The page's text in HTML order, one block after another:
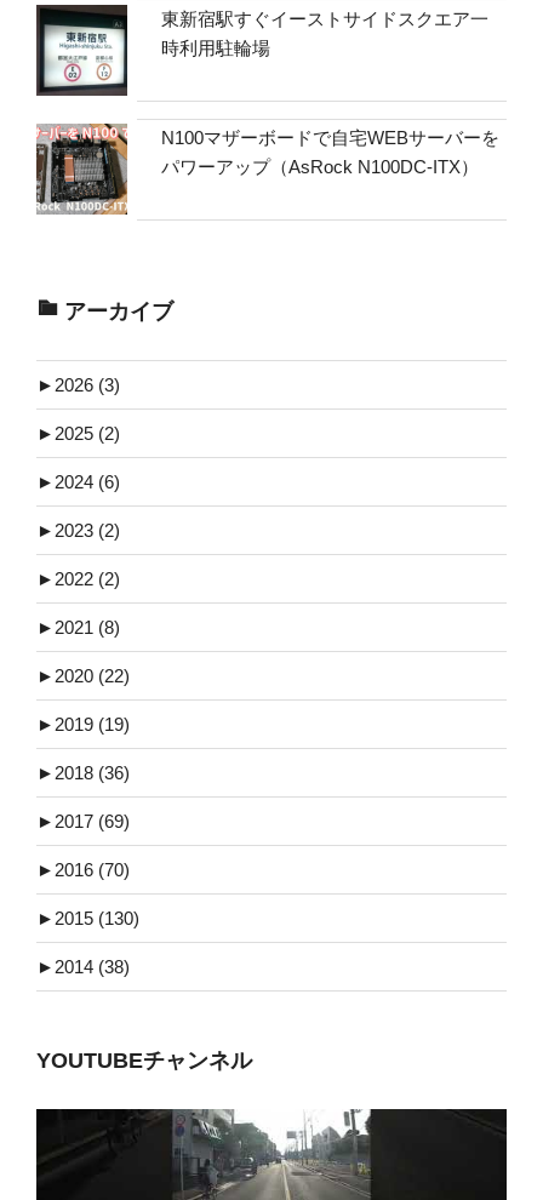
東新宿駅すぐイーストサイドスクエア一
時利用駐輪場
N100マザーボードで自宅WEBサーバーを
パワーアップ（AsRock N100DC-ITX）
アーカイブ
► 2026 (3)
► 2025 (2)
► 2024 (6)
► 2023 (2)
► 2022 (2)
► 2021 (8)
► 2020 (22)
► 2019 (19)
► 2018 (36)
► 2017 (69)
► 2016 (70)
► 2015 (130)
► 2014 (38)
YOUTUBEチャンネル